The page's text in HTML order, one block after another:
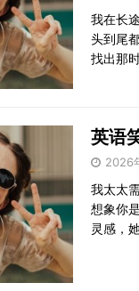
我在长
头到尾
找出那
英语
2026
我太太
想象你
灵感，